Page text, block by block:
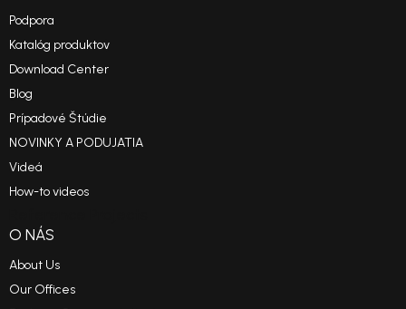
Podpora
Katalóg produktov
Download Center
Blog
Prípadové Štúdie
NOVINKY A PODUJATIA
Videá
How-to videos
O NÁS
About Us
Our Offices